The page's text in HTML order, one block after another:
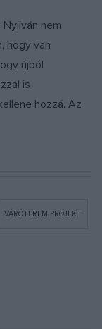
nem
hogy van
újból
is
hozzá. Az
VÁRÓTEREM PROJEKT